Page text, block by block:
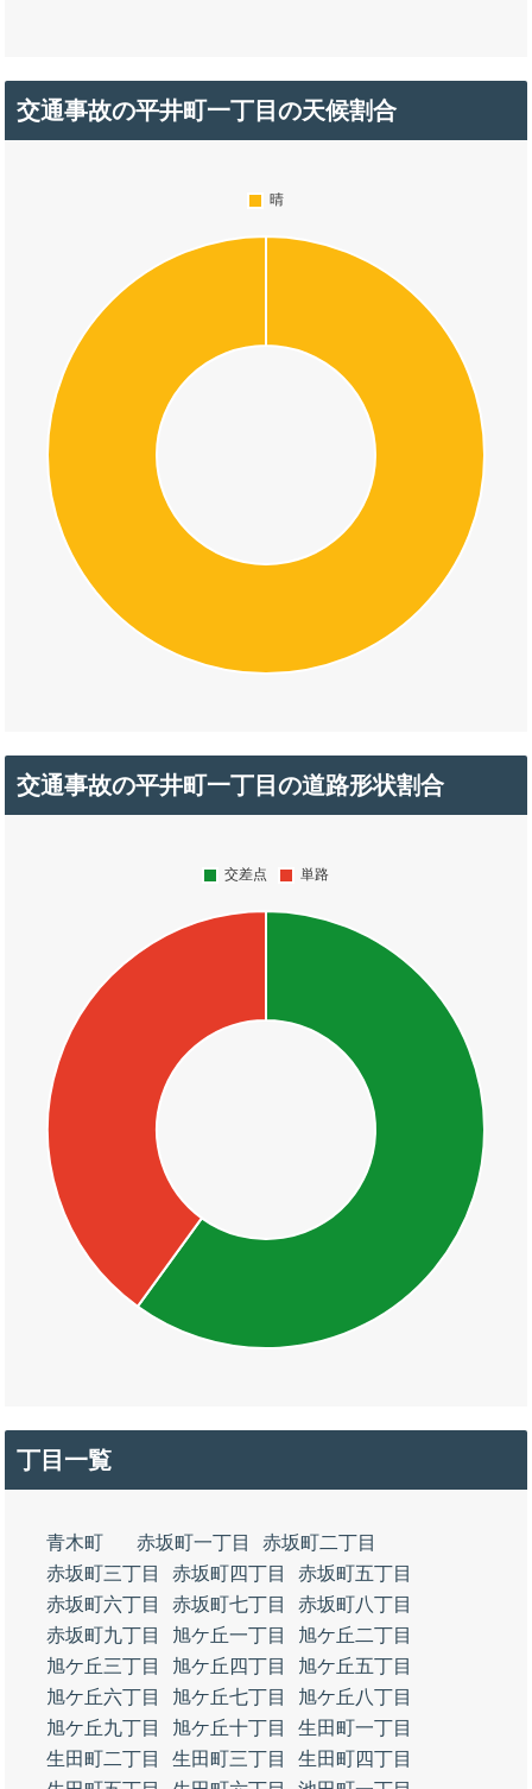
交通事故の平井町一丁目の天候割合
交通事故の平井町一丁目の道路形状割合
丁目一覧
青木町 赤坂町一丁目
赤坂町二丁目
赤坂町三丁目
赤坂町四丁目
赤坂町五丁目
赤坂町六丁目
赤坂町七丁目
赤坂町八丁目
赤坂町九丁目
旭ケ丘一丁目
旭ケ丘二丁目
旭ケ丘三丁目
旭ケ丘四丁目
旭ケ丘五丁目
旭ケ丘六丁目
旭ケ丘七丁目
旭ケ丘八丁目
旭ケ丘九丁目
旭ケ丘十丁目
生田町一丁目
生田町二丁目
生田町三丁目
生田町四丁目